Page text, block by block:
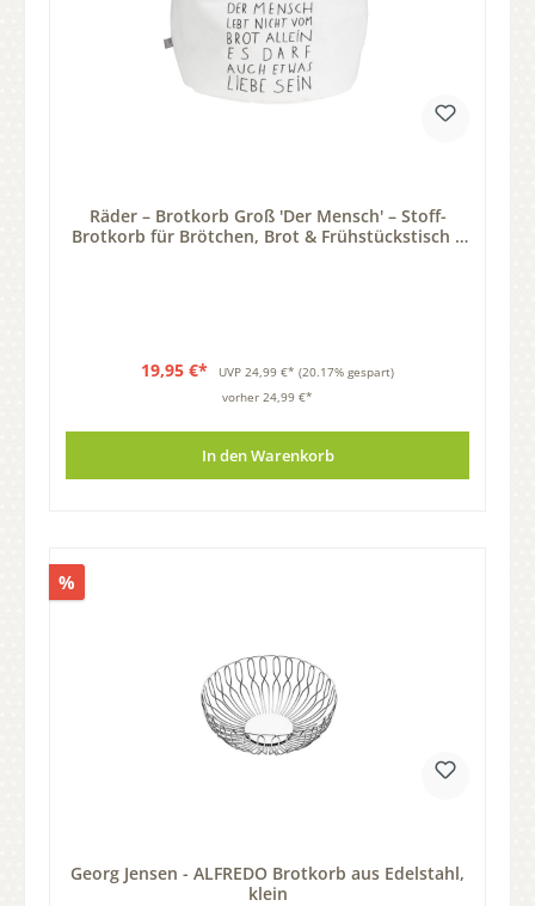
Räder – Brotkorb Groß 'Der Mensch' – Stoff-
Brotkorb für Brötchen, Brot & Frühstückstisch –
19,95 €* UVP 24,99 €* (20.17% gespart)
vorher 24,99 €*
In den Warenkorb
%
Georg Jensen - ALFREDO Brotkorb aus Edelstahl,
klein